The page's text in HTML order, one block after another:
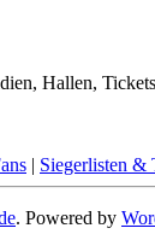
Hallen,
| Siegerlisten &
. Powered by